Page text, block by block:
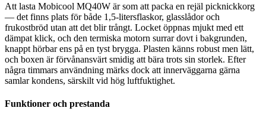
Att lasta Mobicool MQ40W är som att packa en rejäl picknickkorg
— det finns plats för både 1,5-litersflaskor, glasslådor och
frukostbröd utan att det blir trångt. Locket öppnas mjukt med ett
dämpat klick, och den termiska motorn surrar dovt i bakgrunden,
knappt hörbar ens på en tyst brygga. Plasten känns robust men lätt,
och boxen är förvånansvärt smidig att bära trots sin storlek. Efter
några timmars användning märks dock att innerväggarna gärna
samlar kondens, särskilt vid hög luftfuktighet.
Funktioner och prestanda